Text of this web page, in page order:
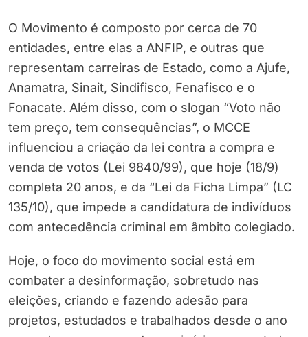
O Movimento é composto por cerca de 70
entidades, entre elas a ANFIP, e outras que
representam carreiras de Estado, como a Ajufe,
Anamatra, Sinait, Sindifisco, Fenafisco e o
Fonacate. Além disso, com o slogan “Voto não
tem preço, tem consequências”, o MCCE
influenciou a criação da lei contra a compra e
venda de votos (Lei 9840/99), que hoje (18/9)
completa 20 anos, e da “Lei da Ficha Limpa” (LC
135/10), que impede a candidatura de indivíduos
com antecedência criminal em âmbito colegiado.
Hoje, o foco do movimento social está em
combater a desinformação, sobretudo nas
eleições, criando e fazendo adesão para
projetos, estudados e trabalhados desde o ano